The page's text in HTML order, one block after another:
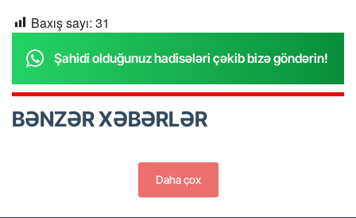
Baxış sayı: 31
Şahidi olduğunuz hadisələri çəkib bizə göndərin!
BƏNZƏR XƏBƏRLƏR
Daha çox